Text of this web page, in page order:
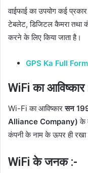
वाईफाई का उपयोग कई
टेबलेट, डिजिटल कैमरा तथा
करने के लिए किया जाता है।
GPS Ka Full
WiFi का आविष्कार
Wi-Fi का आविष्कारसन
Alliance Company) के
कंपनी के नाम के ऊपर ही रखा
WiFi के जनक :-